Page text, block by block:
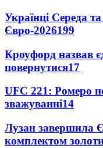
Українці Середа
Євро-2026199
Кроуфорд назвав
повернутися17
UFC 221: Ромеро
зважуванні14
Лузан завершила
комплектом